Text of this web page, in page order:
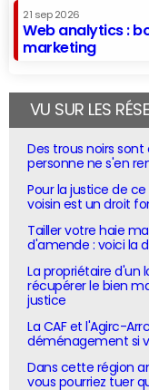
21 sep 2026
Web analytics :
marketing
VU SUR LES
Des trous noirs
personne ne s'en
Pour la justice de
voisin est un droit
Tailler votre haie
d'amende : voici la
La propriétaire
récupérer le bien
justice
La CAF et l'Agirc-
déménagement si
Dans cette région
vous pourriez tuer